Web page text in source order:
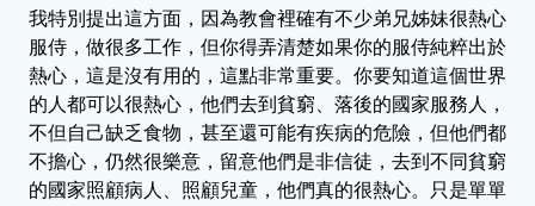
我特別提出這方面，因為教會裡確有不少弟兄姊妹很熱心
服侍，做很多工作，但你得弄清楚如果你的服侍純粹出於
熱心，這是沒有用的，這點非常重要。你要知道這個世界
的人都可以很熱心，他們去到貧窮、落後的國家服務人，
不但自己缺乏食物，甚至還可能有疾病的危險，但他們都
不擔心，仍然很樂意，留意他們是非信徒，去到不同貧窮
的國家照顧病人、照顧兒童，他們真的很熱心。只是單單